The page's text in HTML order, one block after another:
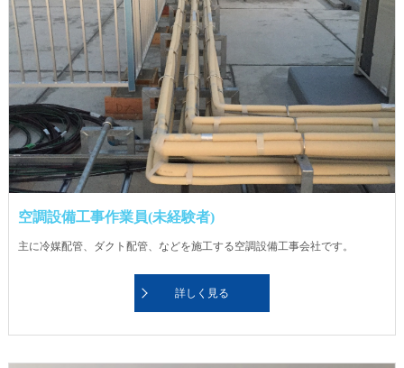
空調設備工事作業員(未経験者)
主に冷媒配管、ダクト配管、などを施工する空調設備工事会社です。
詳しく見る